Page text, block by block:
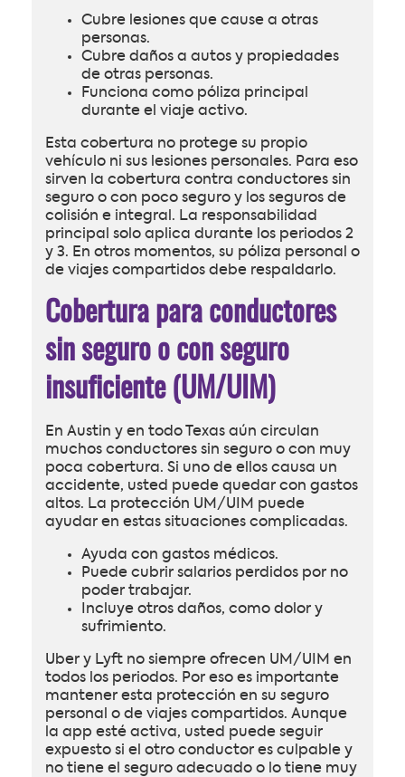
Cubre lesiones que cause a otras
personas.
Cubre daños a autos y propiedades
de otras personas.
Funciona como póliza principal
durante el viaje activo.
Esta cobertura no protege su propio
vehículo ni sus lesiones personales. Para eso
sirven la cobertura contra conductores sin
seguro o con poco seguro y los seguros de
colisión e integral. La responsabilidad
principal solo aplica durante los periodos 2
y 3. En otros momentos, su póliza personal o
de viajes compartidos debe respaldarlo.
Cobertura para conductores
sin seguro o con seguro
insuficiente (UM/UIM)
En Austin y en todo Texas aún circulan
muchos conductores sin seguro o con muy
poca cobertura. Si uno de ellos causa un
accidente, usted puede quedar con gastos
altos. La protección UM/UIM puede
ayudar en estas situaciones complicadas.
Ayuda con gastos médicos.
Puede cubrir salarios perdidos por no
poder trabajar.
Incluye otros daños, como dolor y
sufrimiento.
Uber y Lyft no siempre ofrecen UM/UIM en
todos los periodos. Por eso es importante
mantener esta protección en su seguro
personal o de viajes compartidos. Aunque
la app esté activa, usted puede seguir
expuesto si el otro conductor es culpable y
no tiene el seguro adecuado o lo tiene muy